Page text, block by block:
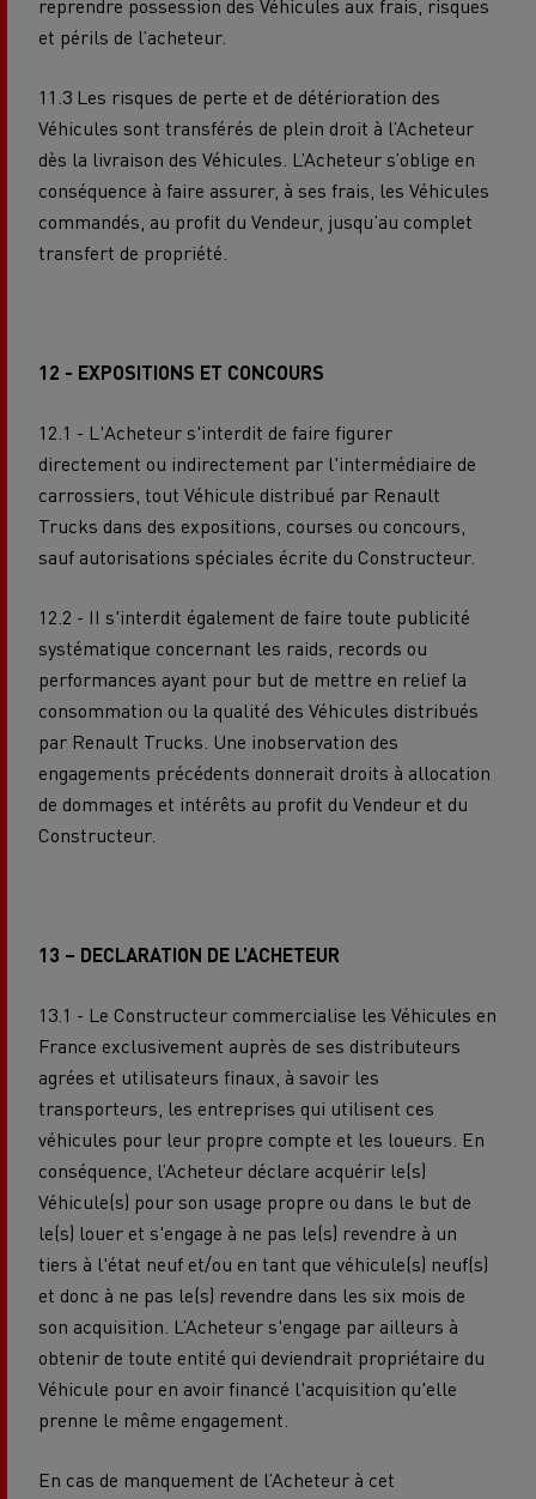
reprendre possession des Véhicules aux frais, risques
et périls de l’acheteur.
11.3 Les risques de perte et de détérioration des
Véhicules sont transférés de plein droit à l’Acheteur
dès la livraison des Véhicules. L’Acheteur s’oblige en
conséquence à faire assurer, à ses frais, les Véhicules
commandés, au profit du Vendeur, jusqu’au complet
transfert de propriété.
12 - EXPOSITIONS ET CONCOURS
12.1 - L'Acheteur s'interdit de faire figurer
directement ou indirectement par l'intermédiaire de
carrossiers, tout Véhicule distribué par Renault
Trucks dans des expositions, courses ou concours,
sauf autorisations spéciales écrite du Constructeur.
12.2 - II s'interdit également de faire toute publicité
systématique concernant les raids, records ou
performances ayant pour but de mettre en relief la
consommation ou la qualité des Véhicules distribués
par Renault Trucks. Une inobservation des
engagements précédents donnerait droits à allocation
de dommages et intérêts au profit du Vendeur et du
Constructeur.
13 – DECLARATION DE L’ACHETEUR
13.1 - Le Constructeur commercialise les Véhicules en
France exclusivement auprès de ses distributeurs
agrées et utilisateurs finaux, à savoir les
transporteurs, les entreprises qui utilisent ces
véhicules pour leur propre compte et les loueurs. En
conséquence, l’Acheteur déclare acquérir le(s)
Véhicule(s) pour son usage propre ou dans le but de
le(s) louer et s'engage à ne pas le(s) revendre à un
tiers à l'état neuf et/ou en tant que véhicule(s) neuf(s)
et donc à ne pas le(s) revendre dans les six mois de
son acquisition. L’Acheteur s'engage par ailleurs à
obtenir de toute entité qui deviendrait propriétaire du
Véhicule pour en avoir financé l'acquisition qu'elle
prenne le même engagement.
En cas de manquement de l’Acheteur à cet